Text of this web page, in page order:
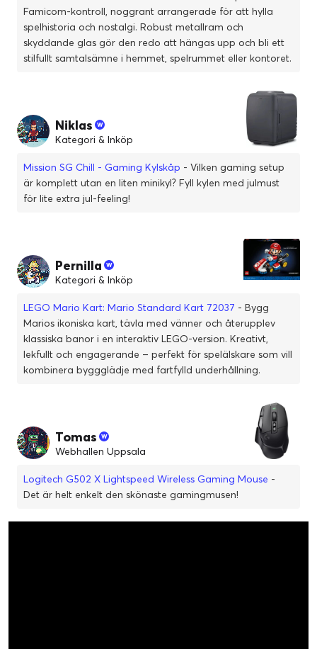
Famicom-kontroll, noggrant arrangerade för att hylla
spelhistoria och nostalgi. Robust metallram och
skyddande glas gör den redo att hängas upp och bli ett
stilfullt samtalsämne i hemmet, spelrummet eller kontoret.
Niklas
Kategori & Inköp
Mission SG Chill - Gaming Kylskåp - Vilken gaming setup
är komplett utan en liten minikyl? Fyll kylen med julmust
för lite extra jul-feeling!
Pernilla
Kategori & Inköp
LEGO Mario Kart: Mario Standard Kart 72037 - Bygg
Marios ikoniska kart, tävla med vänner och återupplev
klassiska banor i en interaktiv LEGO-version. Kreativt,
lekfullt och engagerande – perfekt för spelälskare som vill
kombinera byggglädje med fartfylld underhållning.
Tomas
Webhallen Uppsala
Logitech G502 X Lightspeed Wireless Gaming Mouse -
Det är helt enkelt den skönaste gamingmusen!